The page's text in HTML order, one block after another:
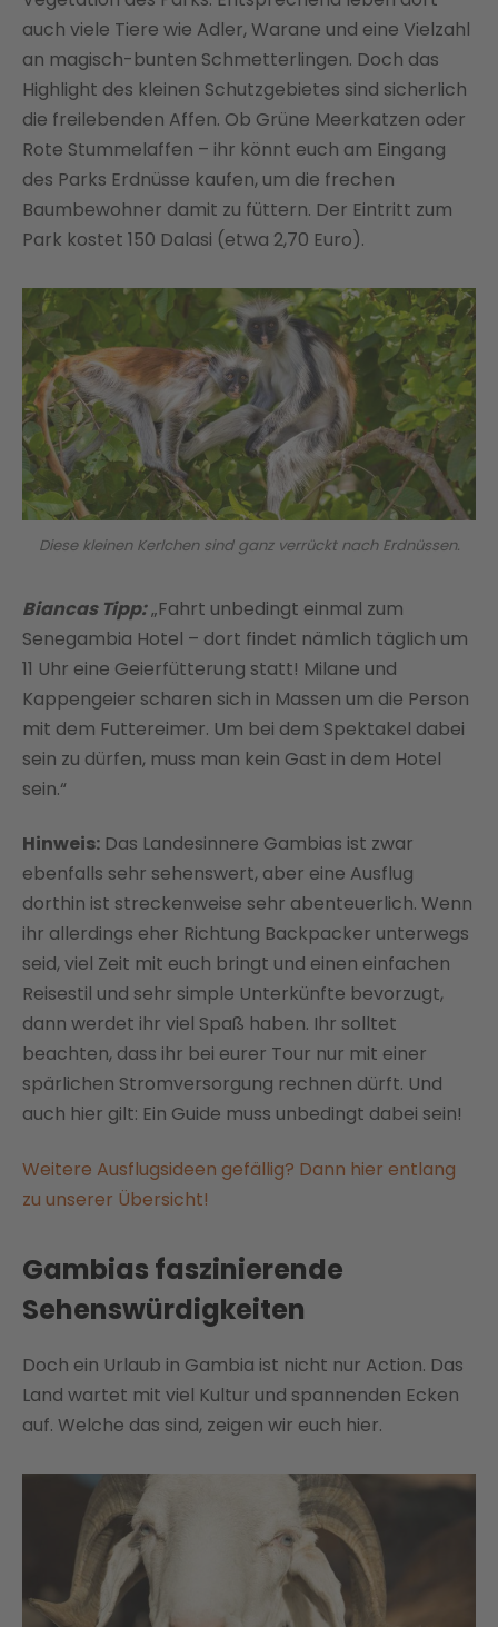
auch viele Tiere wie Adler, Warane und eine Vielzahl
an magisch-bunten Schmetterlingen. Doch das
Highlight des kleinen Schutzgebietes sind sicherlich
die freilebenden Affen. Ob Grüne Meerkatzen oder
Rote Stummelaffen – ihr könnt euch am Eingang
des Parks Erdnüsse kaufen, um die frechen
Baumbewohner damit zu füttern. Der Eintritt zum
Park kostet 150 Dalasi (etwa 2,70 Euro).
Diese kleinen Kerlchen sind ganz verrückt nach Erdnüssen.
Biancas Tipp:„Fahrt unbedingt einmal zum
Senegambia Hotel – dort findet nämlich täglich um
11 Uhr eine Geierfütterung statt! Milane und
Kappengeier scharen sich in Massen um die Person
mit dem Futtereimer. Um bei dem Spektakel dabei
sein zu dürfen, muss man kein Gast in dem Hotel
sein.“
Hinweis: Das Landesinnere Gambias ist zwar
ebenfalls sehr sehenswert, aber eine Ausflug
dorthin ist streckenweise sehr abenteuerlich. Wenn
ihr allerdings eher Richtung Backpacker unterwegs
seid, viel Zeit mit euch bringt und einen einfachen
Reisestil und sehr simple Unterkünfte bevorzugt,
dann werdet ihr viel Spaß haben. Ihr solltet
beachten, dass ihr bei eurer Tour nur mit einer
spärlichen Stromversorgung rechnen dürft. Und
auch hier gilt: Ein Guide muss unbedingt dabei sein!
Weitere Ausflugsideen gefällig? Dann hier entlang
zu unserer Übersicht!
Gambias faszinierende
Sehenswürdigkeiten
Doch ein Urlaub in Gambia ist nicht nur Action. Das
Land wartet mit viel Kultur und spannenden Ecken
auf. Welche das sind, zeigen wir euch hier.